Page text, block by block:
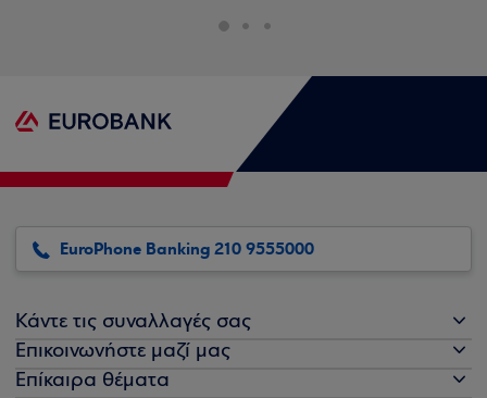
EuroPhone Banking 210 9555000
Κάντε τις συναλλαγές σας
Επικοινωνήστε μαζί μας
Επίκαιρα θέματα